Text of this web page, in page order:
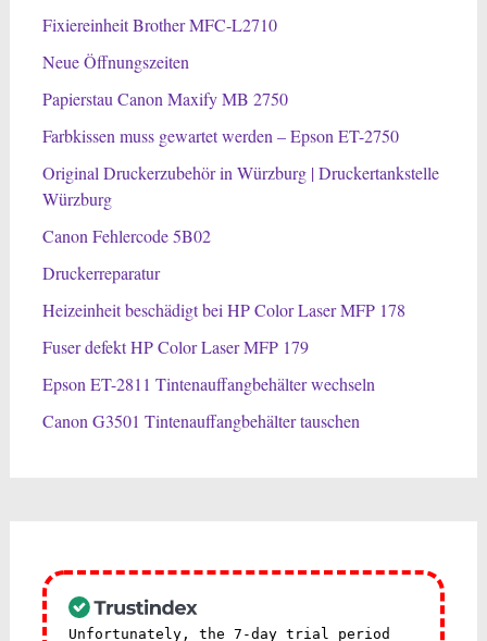
Fixiereinheit Brother MFC-L2710
Neue Öffnungszeiten
Papierstau Canon Maxify MB 2750
Farbkissen muss gewartet werden – Epson ET-2750
Original Druckerzubehör in Würzburg | Druckertankstelle
Würzburg
Canon Fehlercode 5B02
Druckerreparatur
Heizeinheit beschädigt bei HP Color Laser MFP 178
Fuser defekt HP Color Laser MFP 179
Epson ET-2811 Tintenauffangbehälter wechseln
Canon G3501 Tintenauffangbehälter tauschen
Unfortunately, the 7-day trial period